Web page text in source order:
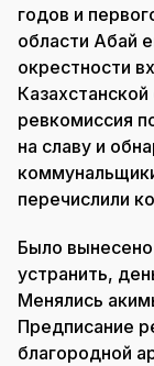
годов и
области Абай
окрестности
ревкомиссия
на славу и
перечислили
Было
устранить,
Менялись
Предписание
благородной